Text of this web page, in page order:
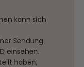
kann sich
Sendung
einsehen.
haben,